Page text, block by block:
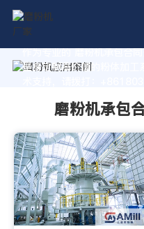
作为专业的 磨粉机承包合
量身定制高价值的粉体加工
磨粉机承包